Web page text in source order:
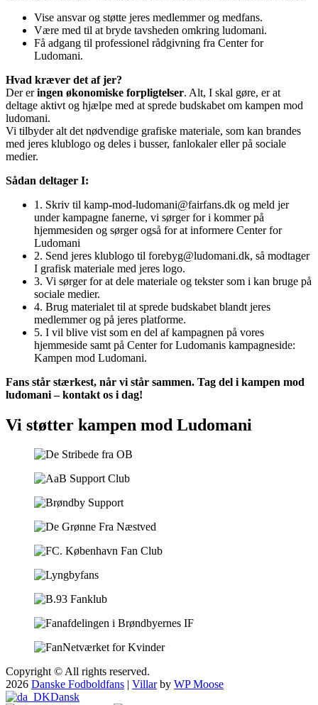
Vise ansvar og støtte jeres medlemmer og medfans.
Være med til at bryde tavsheden omkring ludomani.
Få adgang til professionel rådgivning fra Center for
Ludomani.
Hvad kræver det af jer?
Der eringen økonomiske forpligtelser. Alt, I skal gøre, er at
deltage aktivt og hjælpe med at sprede budskabet om kampen mod
ludomani.
Vi tilbyder alt det nødvendige grafiske materiale, som kan brandes
med jeres klublogo og deles i busser, fanlokaler eller på sociale
medier.
Sådan deltager I:
1. Skriv til kamp-mod-ludomani@fairfans.dk og meld jer
under kampagne fanerne, vi sørger for i kommer på
hjemmesiden og sørger også for at informere Center for
Ludomani
2. Send jeres klublogo til forebyg@ludomani.dk, så modtager
I grafisk materiale med jeres logo.
3. Vi sørger for at dele materiale og tekster som i kan bruge på
sociale medier.
4. Brug materialet til at sprede budskabet blandt jeres
medlemmer og på jeres platforme.
5. I vil blive vist som en del af kampagnen på vores
hjemmeside samt på Center for Ludomanis kampagneside:
Kampen mod Ludomani.
Fans står stærkest, når vi står sammen. Tag del i kampen mod
ludomani – kontakt os i dag!
Vi støtter kampen mod Ludomani
Copyright © All rights reserved.
2026 Danske Fodboldfans | Villarby WP Moose
Dansk